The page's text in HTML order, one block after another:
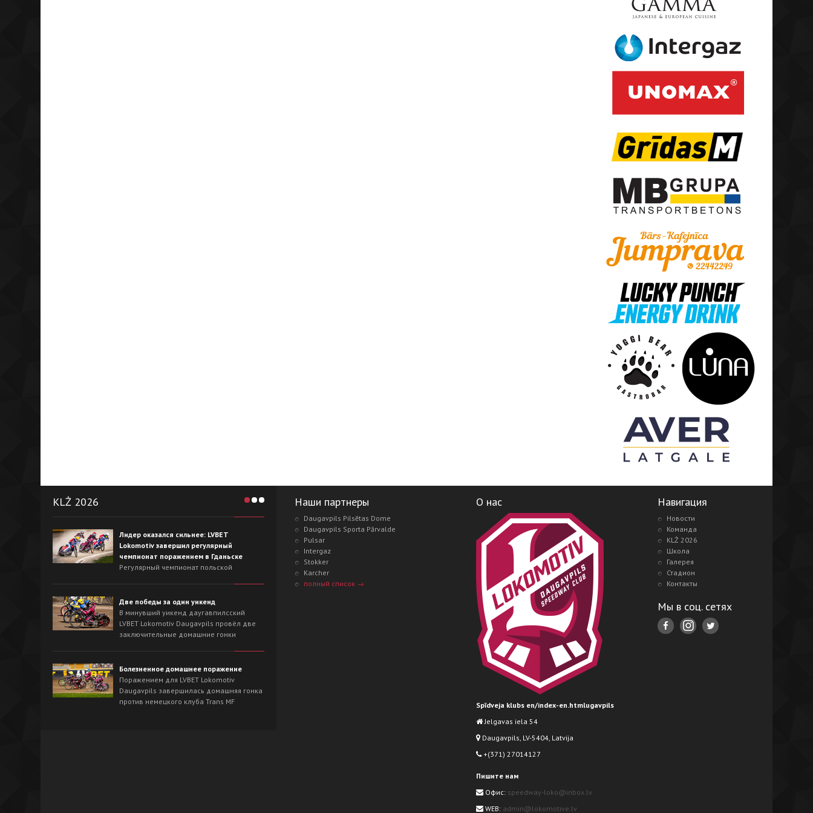
KLŻ 2026
Лидер оказался сильнее: LVBET
Lokomotiv завершил регулярный
чемпионат поражением в Гданьске
Регулярный чемпионат польской
против лидера сезона - Wybrzeże Gdańsk.
На треке в Гданьске хозяева с первых
заездов захватили инициативу и
одержали победу со счётом 54:36.
Две победы за один уикенд
В минувший уикенд даугавпилсский
LVBET Lokomotiv Daugavpils провёл две
заключительные домашние гонки
домашнем треке наша команда сначала
в невероятно напряжённой борьбе
вырвала победу у OK Kolejarz Opole -
46:44, а на следующий день уверенно
Болезненное домашнее поражение
Поражением для LVBET Lokomotiv
Daugavpils завершилась домашняя гонка
против немецкого клуба Trans MF
Наши партнеры
Daugavpils Pilsētas Dome
Daugavpils Sporta Pārvalde
Pulsar
Intergaz
Stokker
Karcher
полный список →
О нас
Spīdveja klubs en/index-en.htmlugavpils
Jelgavas iela 54
Daugavpils, LV-5404, Latvija
+(371) 27014127
Пишите нам
Офис: speedway-loko@inbox.lv
WEB: admin@lokomotive.lv
Навигация
Новости
Команда
KLŻ 2026
Школа
Галерея
Стадион
Контакты
Мы в соц. сетях